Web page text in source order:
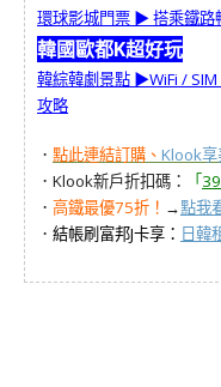
環球影城門票 ▶︎ 搭乘鐵
韓國歐都K超好玩
韓綜韓劇景點 ▶︎WiFi /
攻略
． 點此連結訂購、 Klook享
．Klook新戶折扣碼：
「
． 高鐵最優75折！ →點我
． 結帳刷富邦J卡享： 日韓